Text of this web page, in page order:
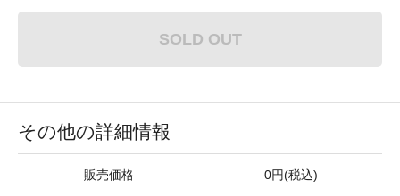
SOLD OUT
その他の詳細情報
販売価格 0円(税込)